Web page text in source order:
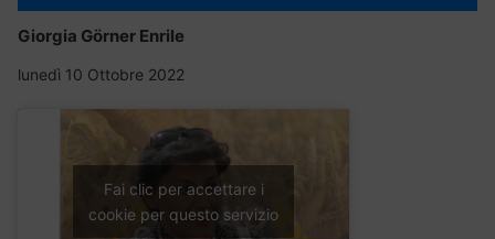
Giorgia Görner Enrile
lunedì 10 Ottobre 2022
Fai clic per accettare i
cookie per questo servizio